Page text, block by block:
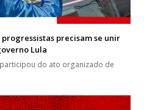
precisam se unir
Lula
do ato organizado de